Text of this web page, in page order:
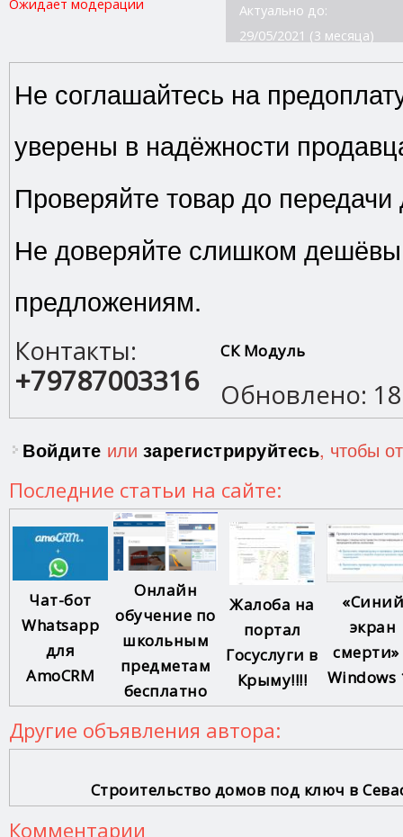
Ожидает модерации
Актуально до:
29/05/2021 (3 месяца)
Не соглашайтесь на
уверены в надёжности
Проверяйте товар до передачи
Не доверяйте слишком
предложениям.
Контакты:
+79787003316
СК Модуль
Обновлено:
Войдите или зарегистрируйтесь, чтобы
Последние статьи на сайте:
Чат-бот
Whatsapp
для
AmoCRM
Онлайн
обучение по
школьным
предметам
бесплатно
Жалоба на
портал
Госуслуги в
Крыму!!!!
«Синий
экран
смерти»
Windows
Другие объявления автора:
Строительство домов под ключ в
Комментарии